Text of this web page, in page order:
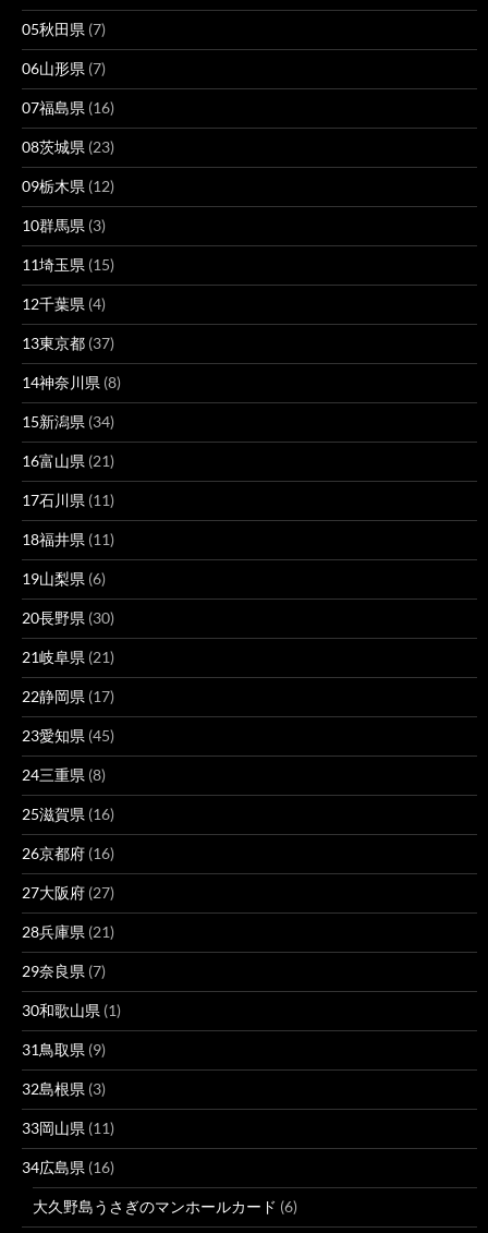
05秋田県 (7)
06山形県 (7)
07福島県 (16)
08茨城県 (23)
09栃木県 (12)
10群馬県 (3)
11埼玉県 (15)
12千葉県 (4)
13東京都 (37)
14神奈川県 (8)
15新潟県 (34)
16富山県 (21)
17石川県 (11)
18福井県 (11)
19山梨県 (6)
20長野県 (30)
21岐阜県 (21)
22静岡県 (17)
23愛知県 (45)
24三重県 (8)
25滋賀県 (16)
26京都府 (16)
27大阪府 (27)
28兵庫県 (21)
29奈良県 (7)
30和歌山県 (1)
31鳥取県 (9)
32島根県 (3)
33岡山県 (11)
34広島県 (16)
大久野島うさぎのマンホールカード (6)